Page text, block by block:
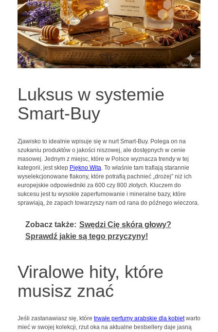
Luksus w systemie
Smart-Buy
Zjawisko to idealnie wpisuje się w nurt Smart-Buy. Polega on na
szukaniu produktów o jakości niszowej, ale dostępnych w cenie
masowej. Jednym z miejsc, które w Polsce wyznacza trendy w tej
kategorii, jest sklep Piękno Wita . To właśnie tam trafiają starannie
wyselekcjonowane flakony, które potrafią pachnieć „drożej” niż ich
europejskie odpowiedniki za 600 czy 800 złotych. Kluczem do
sukcesu jest tu wysokie zaperfumowanie i mineralne bazy, które
sprawiają, że zapach towarzyszy nam od rana do późnego wieczora.
Zobacz także: Swędzi Cię skóra głowy?
Sprawdź jakie są tego przyczyny!
Viralowe hity, które
musisz znać
Jeśli zastanawiasz się, które trwałe perfumy arabskie dla kobietwarto
mieć w swojej kolekcji, rzut oka na aktualne bestsellery daje jasną